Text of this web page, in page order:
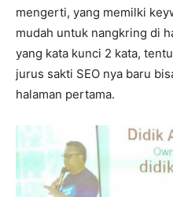
mengerti, yang memilki
mudah untuk nangkring di
yang kata kunci 2 kata,
jurus sakti SEO nya baru
halaman pertama.